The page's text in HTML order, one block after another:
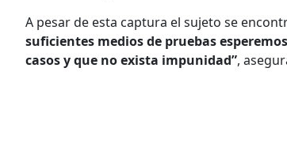
A pesar de esta captura el sujeto se
suficientes medios de pruebas
casos y que no exista impunidad”,